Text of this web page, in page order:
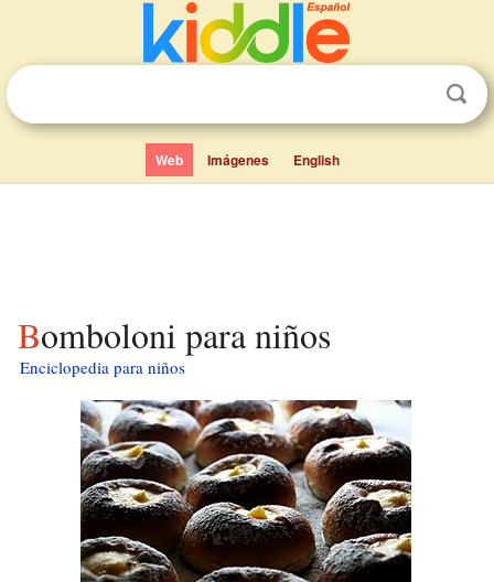
Web Imágenes English
Bomboloni para niños
Enciclopedia para niños